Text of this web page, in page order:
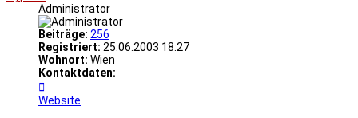
Administrator
Beiträge: 256
Registriert: 25.06.2003 18:27
Wohnort: Wien
Kontaktdaten:
von
Typ180
Website